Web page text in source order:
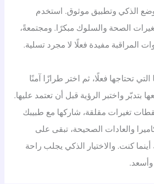
الذكي وتطبيق موثوق. استخدم
الصحة والسلوك مبكرًا. ومجتمعةً،
مفيدة فعلًا لا مجرد تسلية.
التي تحتاجها فعلًا، ثم اختر طرازًا آمنًا
واختبر الرؤية قبل أن تعتمد عليها.
تغيرات مقلقة، شاركها مع طبيبك
والعادات الصحيحة، تبقى على
كنت. والاختيار الذكي يجلب راحة